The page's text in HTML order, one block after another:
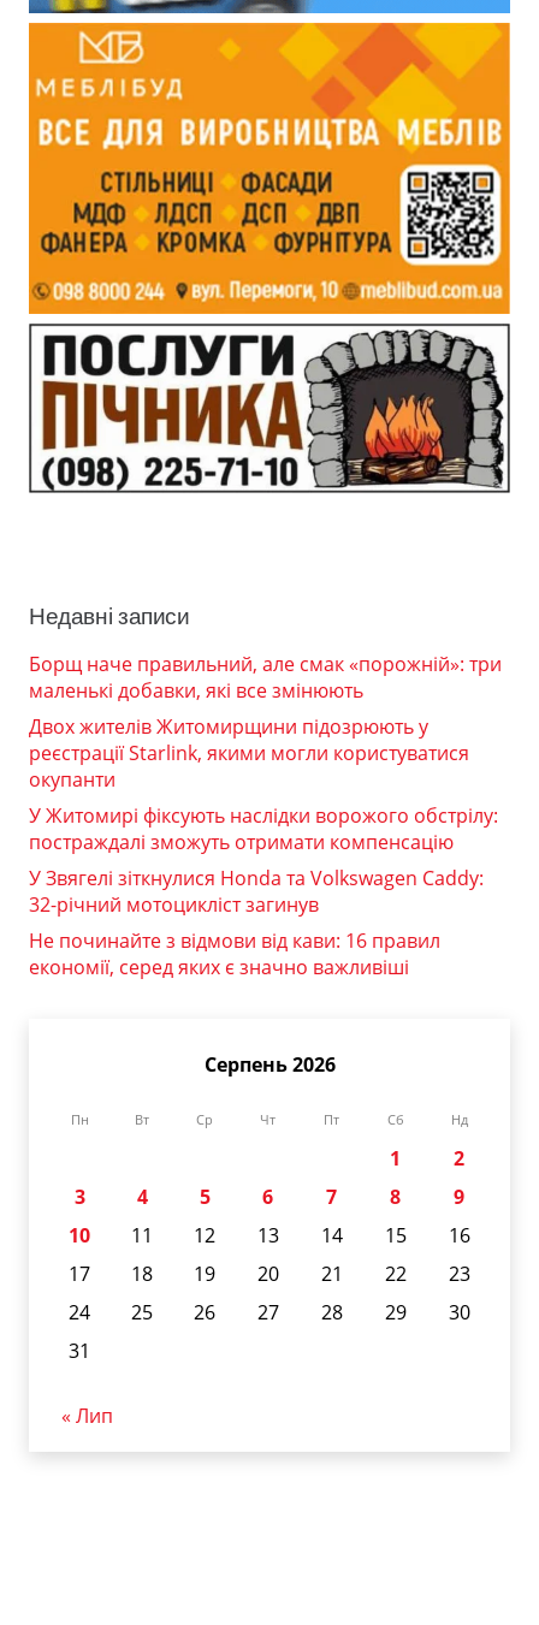
Недавні записи
Борщ наче правильний, але смак «порожній»: три
маленькі добавки, які все змінюють
Двох жителів Житомирщини підозрюють у
реєстрації Starlink, якими могли користуватися
окупанти
У Житомирі фіксують наслідки ворожого обстрілу:
постраждалі зможуть отримати компенсацію
У Звягелі зіткнулися Honda та Volkswagen Caddy:
32-річний мотоцикліст загинув
Не починайте з відмови від кави: 16 правил
економії, серед яких є значно важливіші
Серпень 2026
Пн Вт Ср Чт Пт Сб Нд
1
2
3
4 5 6 7 8
9
10
11 12 13 14 15
16
17
18 19 20 21 22
23
24
25 26 27 28 29
30
31
« Лип